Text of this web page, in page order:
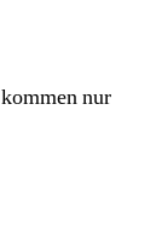
nur